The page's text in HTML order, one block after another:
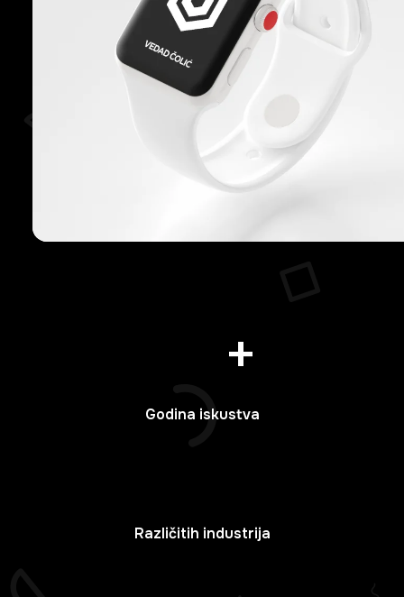
Grafički Dizajn
+
Godina iskustva
Različitih industrija